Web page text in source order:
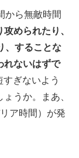
から無敵時間
められたり、
、することな
れないはずで
ぎないよう
うか。まあ、
ア時間）が発